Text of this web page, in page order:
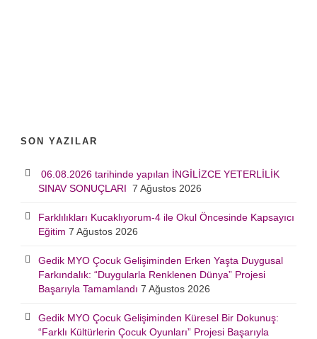
SON YAZILAR
06.08.2026 tarihinde yapılan İNGİLİZCE YETERLİLİK
SINAV SONUÇLARI 7 Ağustos 2026
Farklılıkları Kucaklıyorum-4 ile Okul Öncesinde Kapsayıcı
Eğitim 7 Ağustos 2026
Gedik MYO Çocuk Gelişiminden Erken Yaşta Duygusal
Farkındalık: “Duygularla Renklenen Dünya” Projesi
Başarıyla Tamamlandı 7 Ağustos 2026
Gedik MYO Çocuk Gelişiminden Küresel Bir Dokunuş:
“Farklı Kültürlerin Çocuk Oyunları” Projesi Başarıyla